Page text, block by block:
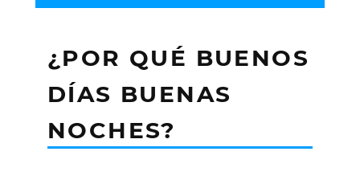
¿POR QUÉ BUENOS
DÍAS BUENAS
NOCHES?